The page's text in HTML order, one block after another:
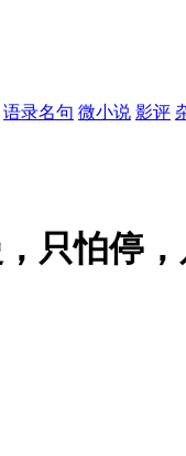
语录名句 微小说 影评
只怕停